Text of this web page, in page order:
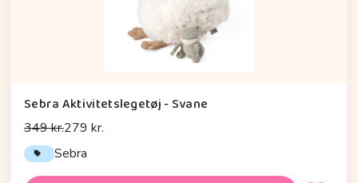
Sebra Aktivitetslegetøj - Svane
349 kr.279 kr.
Sebra